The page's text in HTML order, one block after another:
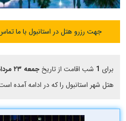
جهت رزرو هتل در استانبول با ما
برای 1 شب اقامت از تاریخ جمعه ۲۳ مرداد ۱۴۰۵
هتل شهر استانبول را که در ادامه آمده